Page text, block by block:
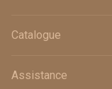
Catalogue
Assistance